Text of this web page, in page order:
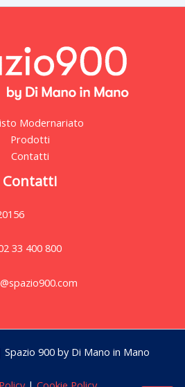
Modernariato
Prodotti
Contatti
Contatti
33 400 800
900 by Di Mano in Mano